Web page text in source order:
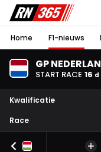
Home F1-nieuws
GP
START RACE 16 d
Kwalificatie
Race